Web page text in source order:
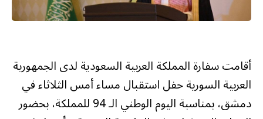
أقامت سفارة المملكة العربية السعودية لدى الجمهورية
العربية السورية حفل استقبال مساء أمس الثلاثاء في
دمشق، بمناسبة اليوم الوطني الـ 94 للمملكة، بحضور